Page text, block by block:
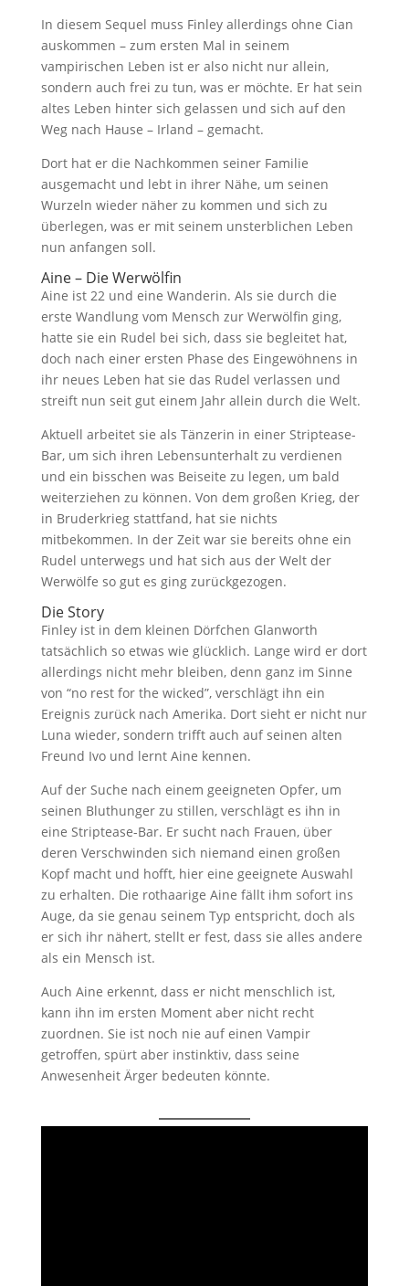
In diesem Sequel muss Finley allerdings ohne Cian
auskommen – zum ersten Mal in seinem
vampirischen Leben ist er also nicht nur allein,
sondern auch frei zu tun, was er möchte. Er hat sein
altes Leben hinter sich gelassen und sich auf den
Weg nach Hause – Irland – gemacht.
Dort hat er die Nachkommen seiner Familie
ausgemacht und lebt in ihrer Nähe, um seinen
Wurzeln wieder näher zu kommen und sich zu
überlegen, was er mit seinem unsterblichen Leben
nun anfangen soll.
Aine – Die Werwölfin
Aine ist 22 und eine Wanderin. Als sie durch die
erste Wandlung vom Mensch zur Werwölfin ging,
hatte sie ein Rudel bei sich, dass sie begleitet hat,
doch nach einer ersten Phase des Eingewöhnens in
ihr neues Leben hat sie das Rudel verlassen und
streift nun seit gut einem Jahr allein durch die Welt.
Aktuell arbeitet sie als Tänzerin in einer Striptease-
Bar, um sich ihren Lebensunterhalt zu verdienen
und ein bisschen was Beiseite zu legen, um bald
weiterziehen zu können. Von dem großen Krieg, der
in Bruderkrieg stattfand, hat sie nichts
mitbekommen. In der Zeit war sie bereits ohne ein
Rudel unterwegs und hat sich aus der Welt der
Werwölfe so gut es ging zurückgezogen.
Die Story
Finley ist in dem kleinen Dörfchen Glanworth
tatsächlich so etwas wie glücklich. Lange wird er dort
allerdings nicht mehr bleiben, denn ganz im Sinne
von “no rest for the wicked”, verschlägt ihn ein
Ereignis zurück nach Amerika. Dort sieht er nicht nur
Luna wieder, sondern trifft auch auf seinen alten
Freund Ivo und lernt Aine kennen.
Auf der Suche nach einem geeigneten Opfer, um
seinen Bluthunger zu stillen, verschlägt es ihn in
eine Striptease-Bar. Er sucht nach Frauen, über
deren Verschwinden sich niemand einen großen
Kopf macht und hofft, hier eine geeignete Auswahl
zu erhalten. Die rothaarige Aine fällt ihm sofort ins
Auge, da sie genau seinem Typ entspricht, doch als
er sich ihr nähert, stellt er fest, dass sie alles andere
als ein Mensch ist.
Auch Aine erkennt, dass er nicht menschlich ist,
kann ihn im ersten Moment aber nicht recht
zuordnen. Sie ist noch nie auf einen Vampir
getroffen, spürt aber instinktiv, dass seine
Anwesenheit Ärger bedeuten könnte.